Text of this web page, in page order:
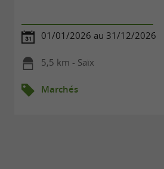
01/01/2026 au 31/12/2026
5,5 km - Saïx
Marchés